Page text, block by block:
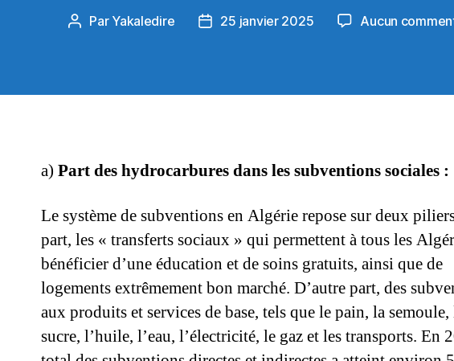
Auteur
Par Yakaledire
Date25 janvier 2025 Aucun
a) Part des hydrocarbures dans les subventions sociales :
Le système de subventions en Algérie repose sur deux
part, les « transferts sociaux » qui permettent à tous les
bénéficier d’une éducation et de soins gratuits, ainsi que de
logements extrêmement bon marché. D’autre part, des
aux produits et services de base, tels que le pain, la semoule,
sucre, l’huile, l’eau, l’électricité, le gaz et les transports. En